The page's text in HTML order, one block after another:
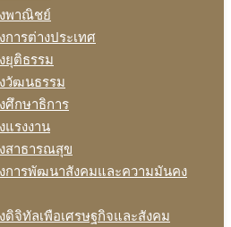
พาณิชย์
การต่างประเทศ
ยุติธรรม
วัฒนธรรม
ศึกษาธิการ
แรงงาน
สาธารณสุข
การพัฒนาสังคมและความมันคง
ดิจิทัลเพือเศรษฐกิจและสังคม